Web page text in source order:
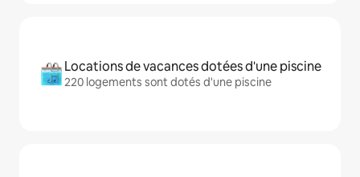
Locations de vacances dotées d'une piscine
220 logements sont dotés d'une piscine